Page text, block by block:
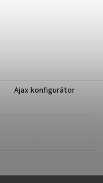
Ajax konfigurátor